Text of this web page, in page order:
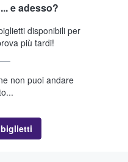
e adesso?
disponibili per
più tardi!
non puoi andare